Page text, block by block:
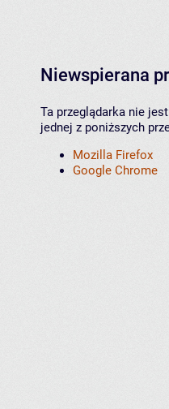
Niewspierana
Ta przeglądarka nie
jednej z poniższych
Mozilla Firefox
Google Chrome